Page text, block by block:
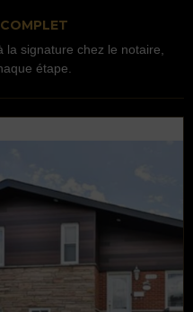
la signature chez le notaire,
étape.